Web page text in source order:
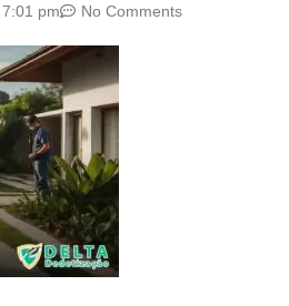
7:01 pm No Comments